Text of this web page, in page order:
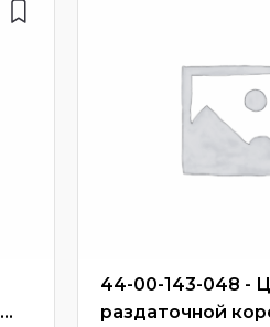
44-00-143-048 -
раздаточной